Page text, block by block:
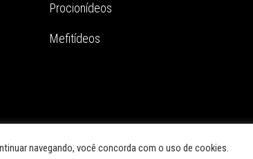
Procionídeos
Mefitídeos
Carnívoros. Conteúdo por Greenbond | Site porNaçãoDesign
navegando, você concorda com o uso de cookies.